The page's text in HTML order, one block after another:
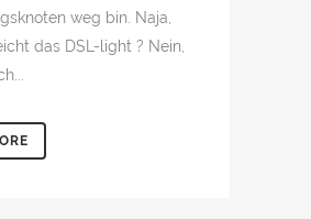
weg bin. Naja,
das DSL-light ? Nein,